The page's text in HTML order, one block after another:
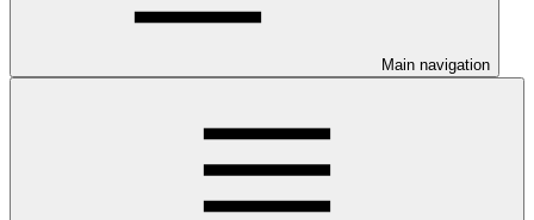
Main navigation